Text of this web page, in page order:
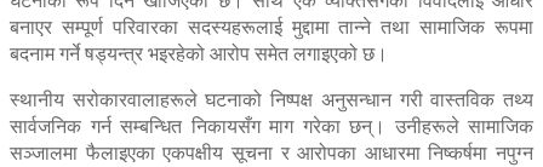
बनाएर सम्पूर्ण परिवारका सदस्यहरूलाई मुद्दामा तान्ने तथा सामाजिक रूपमा
बदनाम गर्ने षड्यन्त्र भइरहेको आरोप समेत लगाइएको छ।
स्थानीय सरोकारवालाहरूले घटनाको निष्पक्ष अनुसन्धान गरी वास्तविक तथ्य
सार्वजनिक गर्न सम्बन्धित निकायसँग माग गरेका छन्। उनीहरूले सामाजिक
सञ्जालमा फैलाइएका एकपक्षीय सूचना र आरोपका आधारमा निष्कर्षमा नपुग्न